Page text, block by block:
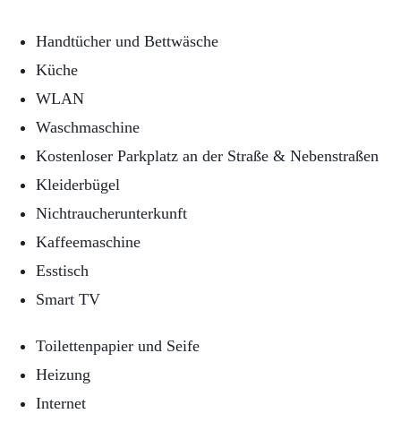
Handtücher und Bettwäsche
Küche
WLAN
Waschmaschine
Kostenloser Parkplatz an der Straße & Nebenstraßen
Kleiderbügel
Nichtraucherunterkunft
Kaffeemaschine
Esstisch
Smart TV
Toilettenpapier und Seife
Heizung
Internet